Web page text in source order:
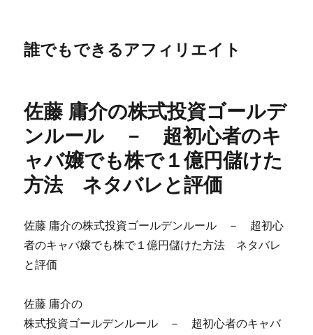
誰でもできるアフィリエイト
佐藤 庸介の株式投資ゴールデ
ンルール － 超初心者のキ
ャバ嬢でも株で１億円儲けた
方法 ネタバレと評価
佐藤 庸介の株式投資ゴールデンルール － 超初心
者のキャバ嬢でも株で１億円儲けた方法 ネタバレ
と評価
佐藤 庸介の
株式投資ゴールデンルール － 超初心者のキャバ